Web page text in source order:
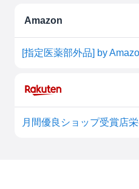
Amazon
[指定医薬部外品] by
月間優良ショップ受賞店